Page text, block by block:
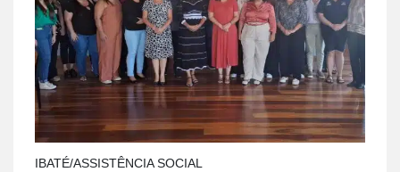
IBATÉ/ASSISTÊNCIA SOCIAL